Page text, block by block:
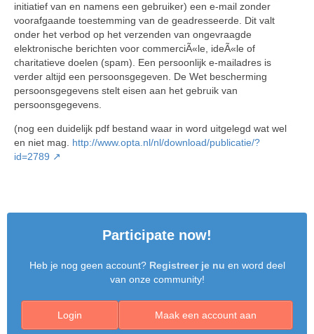
initiatief van en namens een gebruiker) een e-mail zonder
voorafgaande toestemming van de geadresseerde. Dit valt
onder het verbod op het verzenden van ongevraagde
elektronische berichten voor commerciÃ«le, ideÃ«le of
charitatieve doelen (spam). Een persoonlijk e-mailadres is
verder altijd een persoonsgegeven. De Wet bescherming
persoonsgegevens stelt eisen aan het gebruik van
persoonsgegevens.
(nog een duidelijk pdf bestand waar in word uitgelegd wat wel
en niet mag. http://www.opta.nl/nl/download/publicatie/?
id=2789
Participate now!
Heb je nog geen account? Registreer je nu en word deel
van onze community!
Maak een account aan
Login